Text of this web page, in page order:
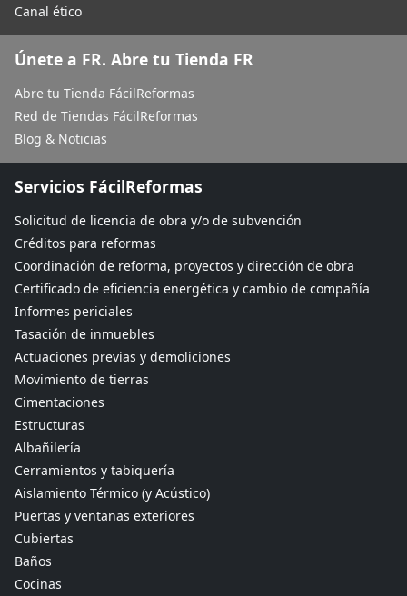
Canal ético
Únete a FR. Abre tu Tienda FR
Abre tu Tienda FácilReformas
Red de Tiendas FácilReformas
Blog & Noticias
Servicios FácilReformas
Solicitud de licencia de obra y/o de subvención
Créditos para reformas
Coordinación de reforma, proyectos y dirección de obra
Certificado de eficiencia energética y cambio de compañía
Informes periciales
Tasación de inmuebles
Actuaciones previas y demoliciones
Movimiento de tierras
Cimentaciones
Estructuras
Albañilería
Cerramientos y tabiquería
Aislamiento Térmico (y Acústico)
Puertas y ventanas exteriores
Cubiertas
Baños
Cocinas